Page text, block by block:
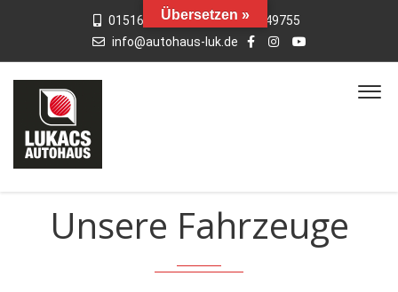
015163769659
01742949755
info@autohaus-luk.de
Unsere Fahrzeuge
Übersetzen »